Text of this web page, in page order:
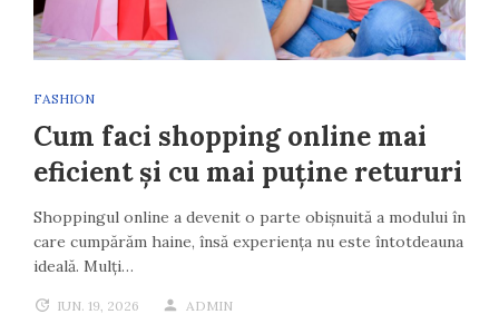
FASHION
Cum faci shopping online mai
eficient și cu mai puține retururi
Shoppingul online a devenit o parte obișnuită a modului în
care cumpărăm haine, însă experiența nu este întotdeauna
ideală. Mulți…
IUN. 19, 2026 ADMIN